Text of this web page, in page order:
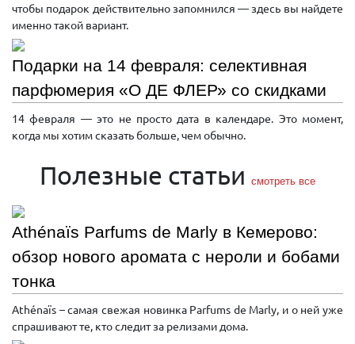
чтобы подарок действительно запомнился — здесь вы найдете
именно такой вариант.
Подарки на 14 февраля: селективная
парфюмерия «О ДЕ ФЛЕР» со скидками
14 февраля — это не просто дата в календаре. Это момент,
когда мы хотим сказать больше, чем обычно.
Полезные статьи смотреть все
Athénaïs Parfums de Marly в Кемерово:
обзор нового аромата с нероли и бобами
тонка
Athénaïs – самая свежая новинка Parfums de Marly, и о ней уже
спрашивают те, кто следит за релизами дома.